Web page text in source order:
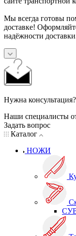
Мы всегда готовы
доставке!
надёжности
Нужна консультация?
Наши специалисты
Задать вопрос
Каталог
НОЖИ